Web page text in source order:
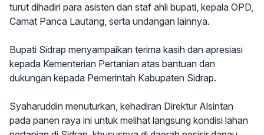
turut dihadiri para asisten dan staf ahli bupati, kepala OPD,
Camat Panca Lautang, serta undangan lainnya.
Bupati Sidrap menyampaikan terima kasih dan apresiasi
kepada Kementerian Pertanian atas bantuan dan
dukungan kepada Pemerintah Kabupaten Sidrap.
Syaharuddin menuturkan, kehadiran Direktur Alsintan
pada panen raya ini untuk melihat langsung kondisi lahan